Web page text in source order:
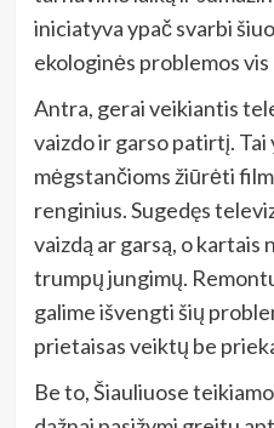
iniciatyva ypač svarbi
ekologinės problemos
Antra, gerai veikiantis
vaizdo ir garso patirtį. Tai
mėgstančioms žiūrėti
renginius. Sugedęs
vaizdą ar garsą, o kartais
trumpų jungimų.
galime išvengti šių
prietaisas veiktų be
Be to, Šiauliuose